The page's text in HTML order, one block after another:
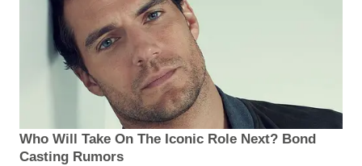
Who Will Take On The Iconic Role Next? Bond
Casting Rumors